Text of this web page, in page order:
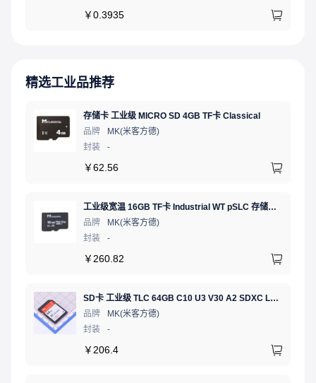
￥0.3935
精选工业品推荐
存储卡 工业级 MICRO SD 4GB TF卡 Classical
品牌
MK(米客方德)
封装
-
￥62.56
工业级宽温 16GB TF卡 Industrial WT pSLC 存储卡 MICRO SD LDPC纠错 PE 30K 无人机、行车记录仪、安防监控适配
品牌
MK(米客方德)
封装
-
￥ 260.82
SD卡 工业级 TLC 64GB C10 U3 V30 A2 SDXC LDPC纠错 PE 3K 无人机、行车记录仪、安防监控适配
品牌
MK(米客方德)
封装
-
￥ 206.4